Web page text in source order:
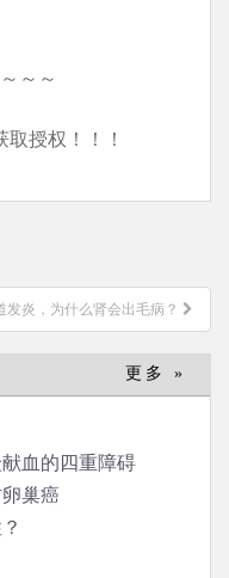
～～
取授权！！！
发炎，为什么肾会出毛病？
更多 »
血的四重障碍
巢癌